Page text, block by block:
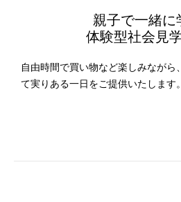
親子で一緒に
体験型社会見
自由時間で買い物など楽しみながら
て実りある一日をご提供いたします。